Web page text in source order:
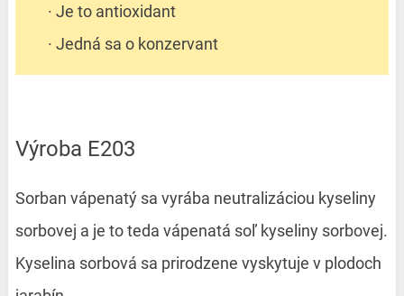
· Je to antioxidant
· Jedná sa o konzervant
Výroba E203
Sorban vápenatý sa vyrába neutralizáciou kyseliny
sorbovej a je to teda vápenatá soľ kyseliny sorbovej.
Kyselina sorbová sa prirodzene vyskytuje v plodoch